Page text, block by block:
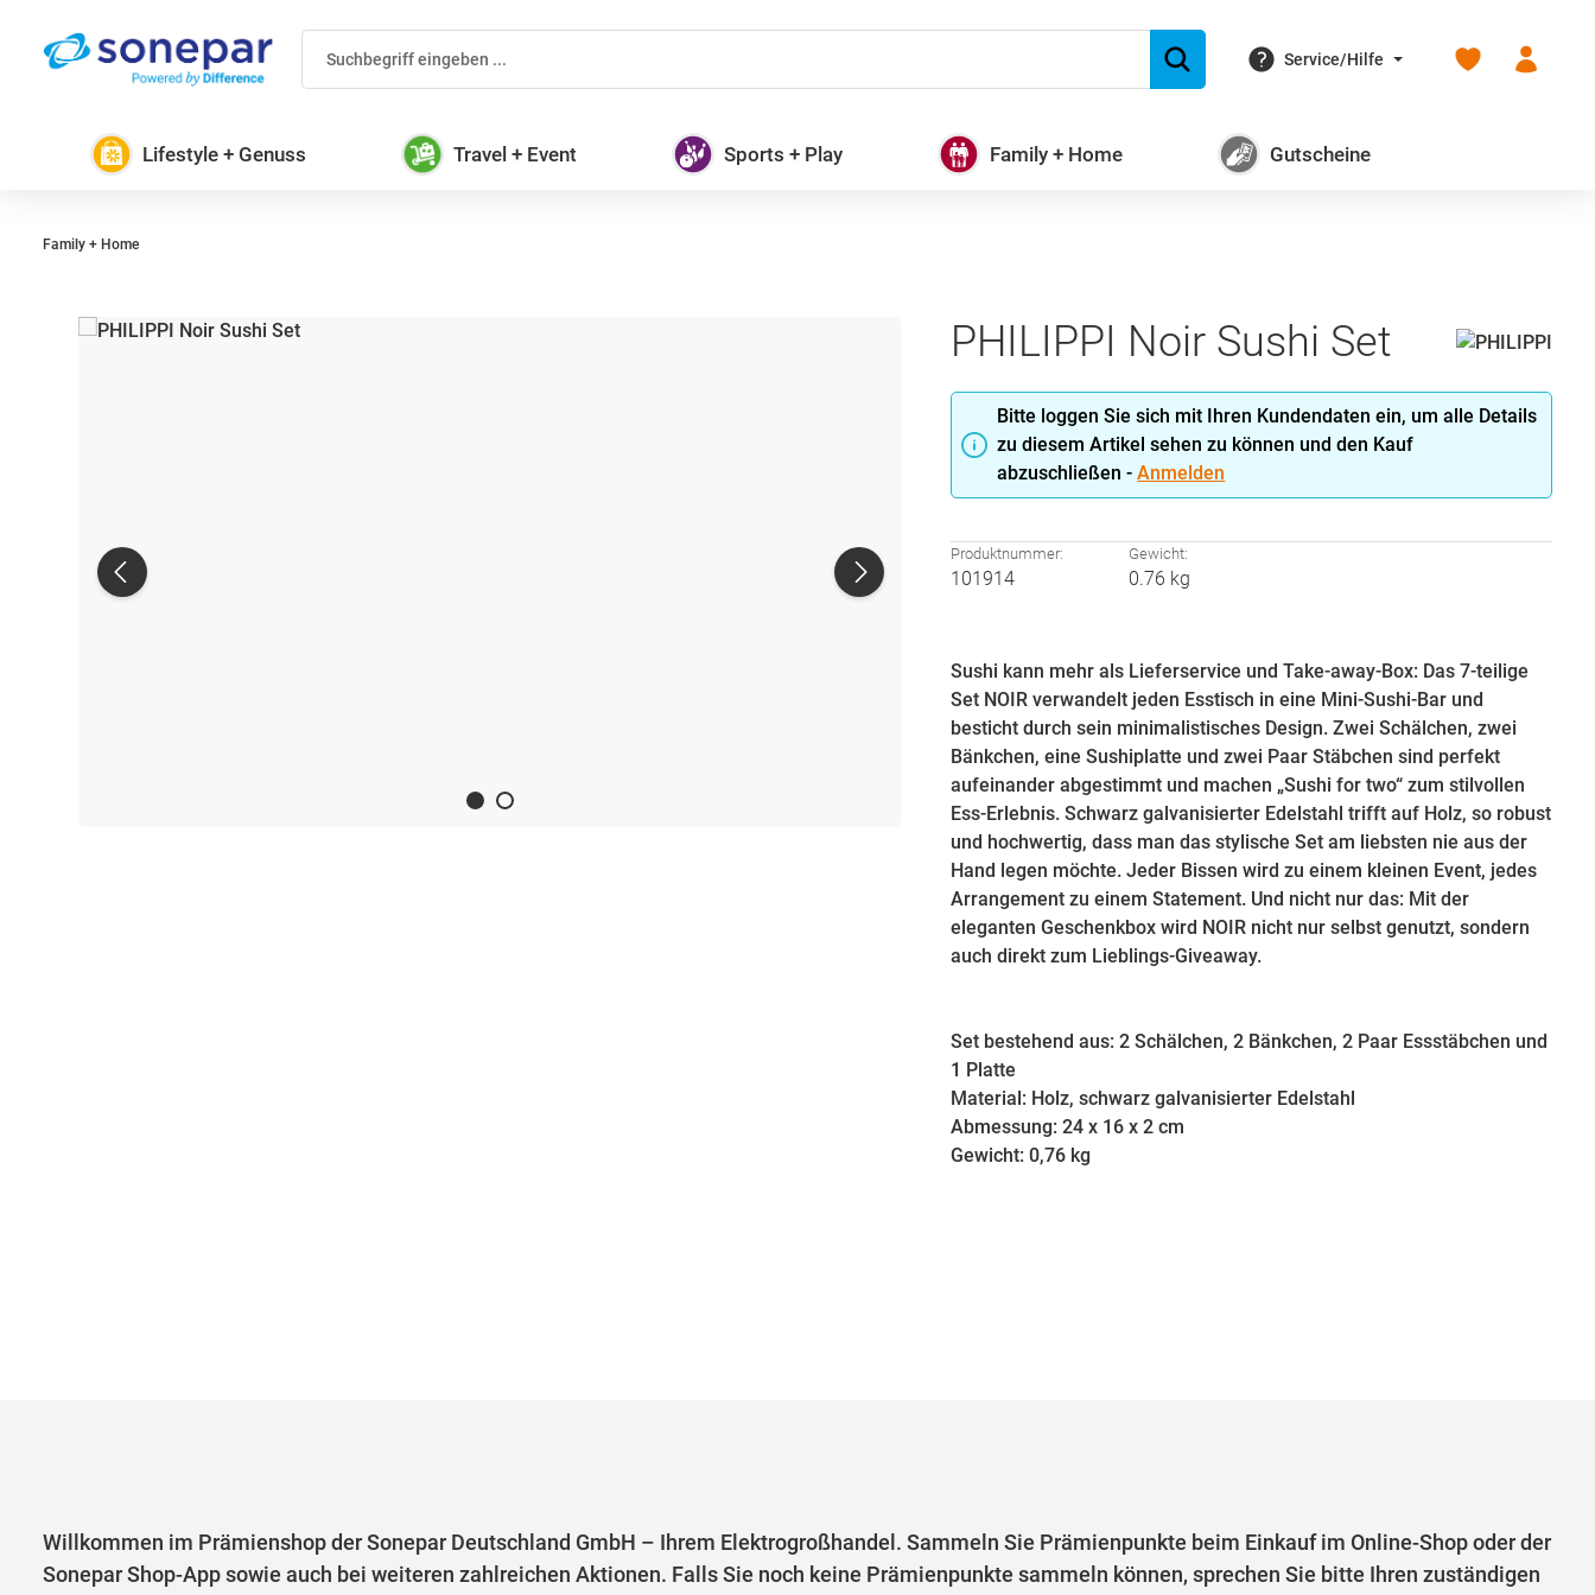
Hauptinhalt springen
Zur Suche springen
Zur Hauptnavigation springen
Service/Hilfe
Du hast 0
Lifestyle + Genuss Travel + Event Sports + Play Family + Home Gutscheine
Family + Home
PHILIPPI Noir Sushi Set
Bitte loggen Sie sich mit Ihren Kundendaten ein, um alle Details
zu diesem Artikel sehen zu können und den Kauf
abzuschließen -Anmelden
Produktnummer:
101914
Gewicht:
0.76 kg
Sushi kann mehr als Lieferservice und Take-away-Box: Das 7-teilige
Set NOIR verwandelt jeden Esstisch in eine Mini-Sushi-Bar und
besticht durch sein minimalistisches Design. Zwei Schälchen, zwei
Bänkchen, eine Sushiplatte und zwei Paar Stäbchen sind perfekt
aufeinander abgestimmt und machen „Sushi for two“ zum stilvollen
Ess-Erlebnis. Schwarz galvanisierter Edelstahl trifft auf Holz, so robust
und hochwertig, dass man das stylische Set am liebsten nie aus der
Hand legen möchte. Jeder Bissen wird zu einem kleinen Event, jedes
Arrangement zu einem Statement. Und nicht nur das: Mit der
eleganten Geschenkbox wird NOIR nicht nur selbst genutzt, sondern
auch direkt zum Lieblings-Giveaway.
Set bestehend aus: 2 Schälchen, 2 Bänkchen, 2 Paar Essstäbchen und
1 Platte
Material: Holz, schwarz galvanisierter Edelstahl
Abmessung: 24 x 16 x 2 cm
Gewicht: 0,76 kg
Willkommen im Prämienshop der Sonepar Deutschland GmbH – Ihrem Elektrogroßhandel. Sammeln Sie Prämienpunkte beim Einkauf im Online-Shop oder der
Sonepar Shop-App sowie auch bei weiteren zahlreichen Aktionen. Falls Sie noch keine Prämienpunkte sammeln können, sprechen Sie bitte Ihren zuständigen